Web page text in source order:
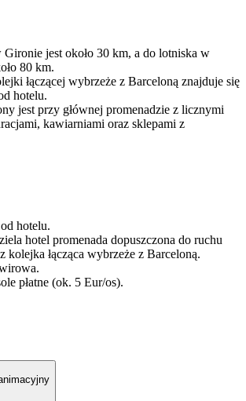
jest około 30 km, a do lotniska w
80 km.
łączącej wybrzeże z Barceloną znajduje się
hotelu.
jest przy głównej promenadzie z licznymi
kawiarniami oraz sklepami z
hotelu.
hotel promenada dopuszczona do ruchu
kolejka łącząca wybrzeże z Barceloną.
płatne (ok. 5 Eur/os).